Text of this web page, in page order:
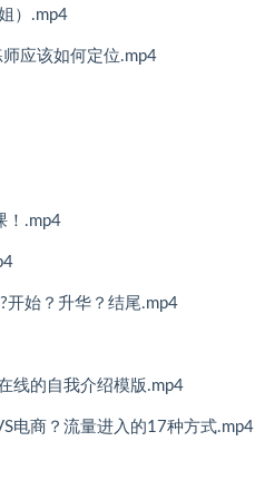
）.mp4
应该如何定位.mp4
！.mp4
开始？升华？结尾.mp4
线的自我介绍模版.mp4
电商？流量进入的17种方式.mp4